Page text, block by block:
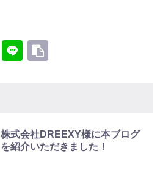
株式会社DREEXY様に本ブログ
を紹介いただきました！